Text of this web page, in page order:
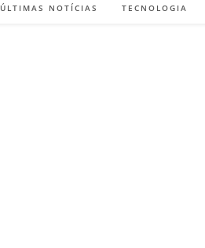
ÚLTIMAS NOTÍCIAS TECNOLOGIA